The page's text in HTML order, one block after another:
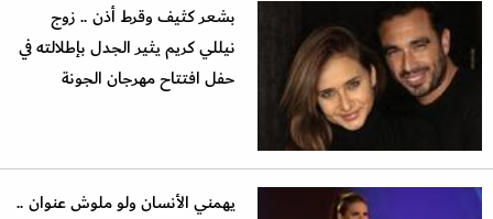
بشعر كثيف وقرط أذن .. زوج
نيللي كريم يثير الجدل بإطلالته في
حفل افتتاح مهرجان الجونة
يهمني الأنسان ولو ملوش عنوان ..